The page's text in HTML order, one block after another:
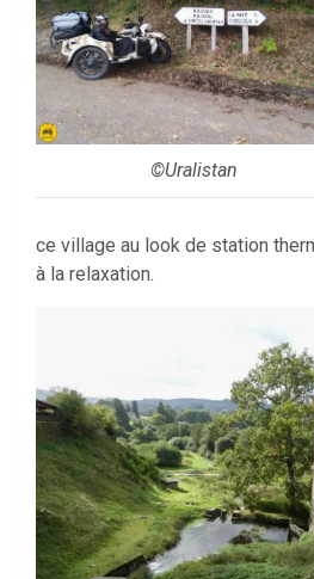
©Uralistan
ce village au look de station
à la relaxation.